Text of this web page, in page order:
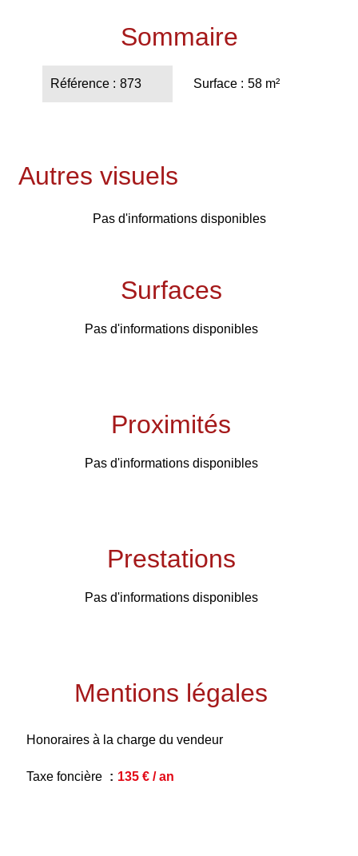
Sommaire
Référence 873 Surface 58 m²
Autres visuels
Pas d'informations disponibles
Surfaces
Pas d'informations disponibles
Proximités
Pas d'informations disponibles
Prestations
Pas d'informations disponibles
Mentions légales
Honoraires à la charge du vendeur
Taxe foncière 135 € / an